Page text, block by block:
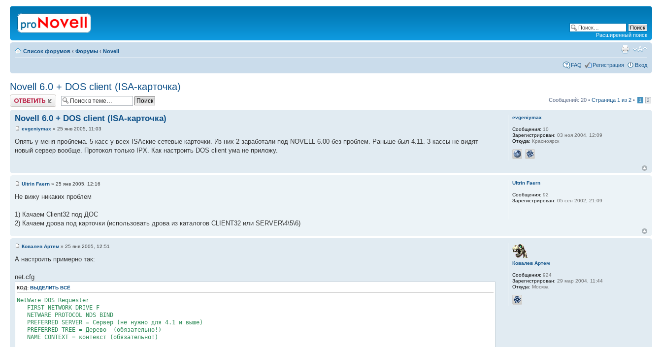
Расширенный поиск
Список форумов ‹ Форумы ‹ Novell
FAQ Регистрация Вход
Novell 6.0 + DOS client (ISA-карточка)
Ответить Сообщений: 20 • Страница 1 из 2 • 1 2
Novell 6.0 + DOS client (ISA-карточка)
evgeniymax » 25 янв 2005, 11:03
Опять у меня проблема. 5-касс у всех ISAские сетевые карточки. Из них 2 заработали под NOVELL 6.00 без проблем. Раньше был 4.11. 3 кассы не видят
новый сервер вообще. Протокол только IPX. Как настроить DOS client ума не приложу.
evgeniymax
Сообщения: 10
Зарегистрирован: 03 ноя 2004, 12:09
Откуда: Красноярск
Ultrin Faern » 25 янв 2005, 12:16
Не вижу никаких проблем
1) Качаем Client32 под ДОС
2) Качаем дрова под карточки (использовать дрова из каталогов CLIENT32 или SERVER\4\5\6)
Ultrin Faern
Сообщения: 92
Зарегистрирован: 05 сен 2002, 21:09
Ковалев Артем » 25 янв 2005, 12:51
А настроить примерно так:
net.cfg
КОД: ВЫДЕЛИТЬ ВСЁ
NetWare DOS Requester
FIRST NETWORK DRIVE F
NETWARE PROTOCOL NDS BIND
PREFERRED SERVER = Сервер (не нужно для 4.1 и выше)
PREFERRED TREE = Дерево (обязательно!)
NAME CONTEXT = контекст (обязательно!)
Ковалев Артем
Сообщения: 924
Зарегистрирован: 29 мар 2004, 11:44
Откуда: Москва